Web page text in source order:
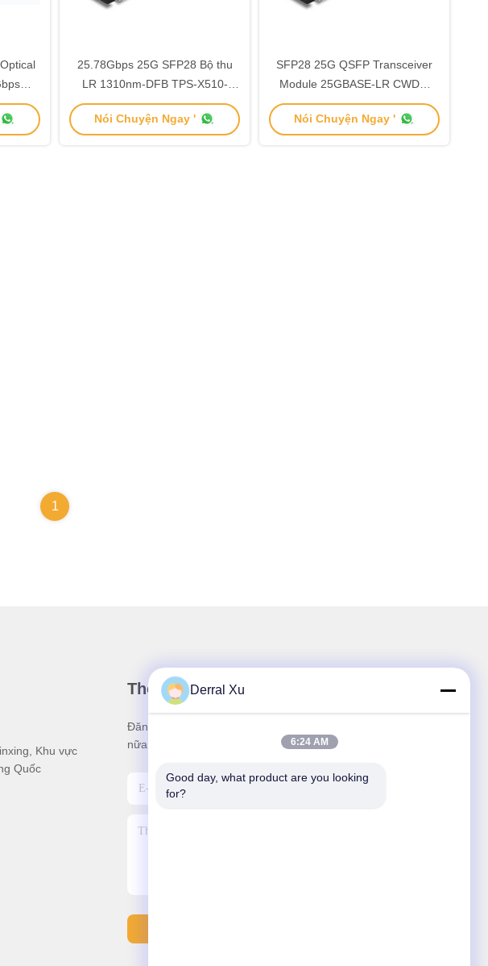
25.78Gbps 25G SFP28 Bộ thu
LR 1310nm-DFB TPS-X510-
31DCR
Nói Chuyện Ngay '
SFP28 25G QSFP Transceiver
Module 25GBASE-LR CWDM
Transceiver CWDM-1271nm-
1371nm
Nói Chuyện Ngay '
1
Khu vực
Quốc
Thông tin của chúng tôi
Đăng ký bản tin của chúng tôi để được giảm giá và nhiều hơn
nữa.
Derral Xu
6:24 AM
Good day, what product are you looking
for?